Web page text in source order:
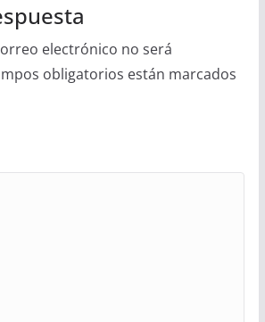
electrónico no será
obligatorios están marcados